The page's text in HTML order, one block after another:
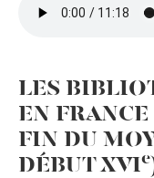
LES
EN
FIN DU
DÉBUT XVIe